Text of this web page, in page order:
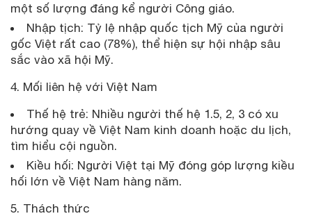
một số lượng đáng kể người Công giáo.
Nhập tịch: Tỷ lệ nhập quốc tịch Mỹ của người
gốc Việt rất cao (78%), thể hiện sự hội nhập sâu
sắc vào xã hội Mỹ.
4. Mối liên hệ với Việt Nam
Thế hệ trẻ: Nhiều người thế hệ 1.5, 2, 3 có xu
hướng quay về Việt Nam kinh doanh hoặc du lịch,
tìm hiểu cội nguồn.
Kiều hối: Người Việt tại Mỹ đóng góp lượng kiều
hối lớn về Việt Nam hàng năm.
5. Thách thức